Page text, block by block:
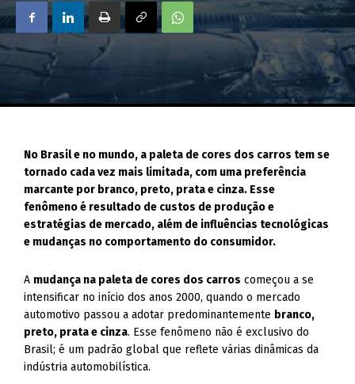
No Brasil e no mundo, a paleta de cores dos carros tem se
tornado cada vez mais limitada, com uma preferência
marcante por branco, preto, prata e cinza. Esse
fenômeno é resultado de custos de produção e
estratégias de mercado, além de influências tecnológicas
e mudanças no comportamento do consumidor.
A mudança na paleta de cores dos carros começou a se
intensificar no início dos anos 2000, quando o mercado
automotivo passou a adotar predominantemente branco,
preto, prata e cinza. Esse fenômeno não é exclusivo do
Brasil; é um padrão global que reflete várias dinâmicas da
indústria automobilística.